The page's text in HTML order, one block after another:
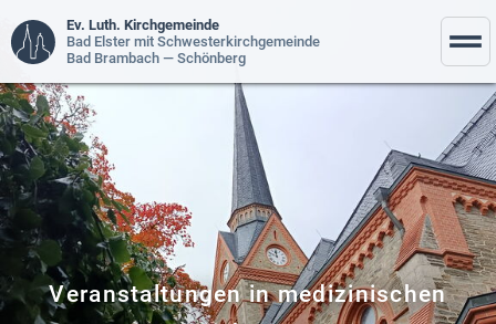
Ev. Luth. Kirchgemeinde
Bad Elster mit Schwesterkirchgemeinde
Bad Brambach — Schönberg
Veranstaltungen in medizinischen